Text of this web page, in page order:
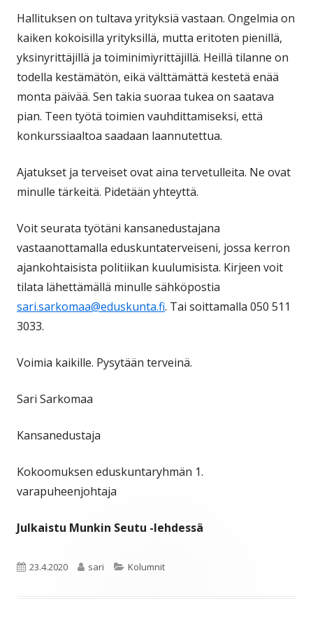
Hallituksen on tultava yrityksiä vastaan. Ongelmia on
kaiken kokoisilla yrityksillä, mutta eritoten pienillä,
yksinyrittäjillä ja toiminimiyrittäjillä. Heillä tilanne on
todella kestämätön, eikä välttämättä kestetä enää
monta päivää. Sen takia suoraa tukea on saatava
pian. Teen työtä toimien vauhdittamiseksi, että
konkurssiaaltoa saadaan laannutettua.
Ajatukset ja terveiset ovat aina tervetulleita. Ne ovat
minulle tärkeitä. Pidetään yhteyttä.
Voit seurata työtäni kansanedustajana
vastaanottamalla eduskuntaterveiseni, jossa kerron
ajankohtaisista politiikan kuulumisista. Kirjeen voit
tilata lähettämällä minulle sähköpostia
sari.sarkomaa@eduskunta.fi. Tai soittamalla 050 511
3033.
Voimia kaikille. Pysytään terveinä.
Sari Sarkomaa
Kansanedustaja
Kokoomuksen eduskuntaryhmän 1.
varapuheenjohtaja
Julkaistu Munkin Seutu -lehdessä
Julkaistu
23.4.2020 Kirjoittaja
sari Kategoriat
Kolumnit